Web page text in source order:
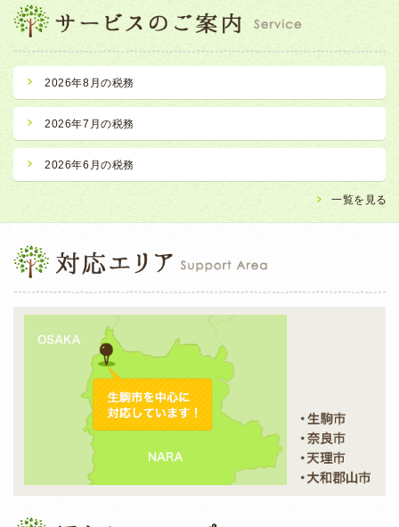
2026年8月の税務
2026年7月の税務
2026年6月の税務
一覧を見る